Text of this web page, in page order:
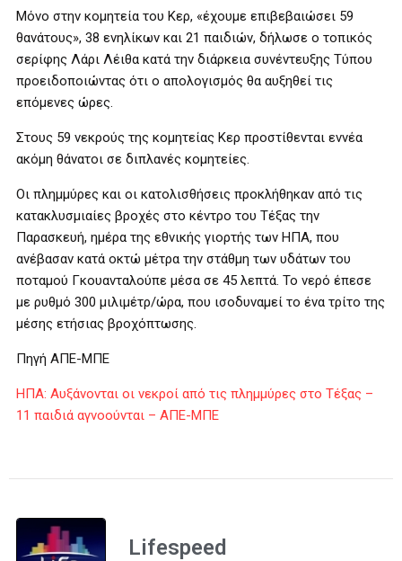
Μόνο στην κομητεία του Κερ, «έχουμε επιβεβαιώσει 59
θανάτους», 38 ενηλίκων και 21 παιδιών, δήλωσε ο τοπικός
σερίφης Λάρι Λέιθα κατά την διάρκεια συνέντευξης Τύπου
προειδοποιώντας ότι ο απολογισμός θα αυξηθεί τις
επόμενες ώρες.
Στους 59 νεκρούς της κομητείας Κερ προστίθενται εννέα
ακόμη θάνατοι σε διπλανές κομητείες.
Οι πλημμύρες και οι κατολισθήσεις προκλήθηκαν από τις
κατακλυσμιαίες βροχές στο κέντρο του Τέξας την
Παρασκευή, ημέρα της εθνικής γιορτής των ΗΠΑ, που
ανέβασαν κατά οκτώ μέτρα την στάθμη των υδάτων του
ποταμού Γκουανταλούπε μέσα σε 45 λεπτά. Το νερό έπεσε
με ρυθμό 300 μιλιμέτρ/ώρα, που ισοδυναμεί το ένα τρίτο της
μέσης ετήσιας βροχόπτωσης.
Πηγή ΑΠΕ-ΜΠΕ
ΗΠΑ: Αυξάνονται οι νεκροί από τις πλημμύρες στο Τέξας –
11 παιδιά αγνοούνται – ΑΠΕ-ΜΠΕ
Lifespeed